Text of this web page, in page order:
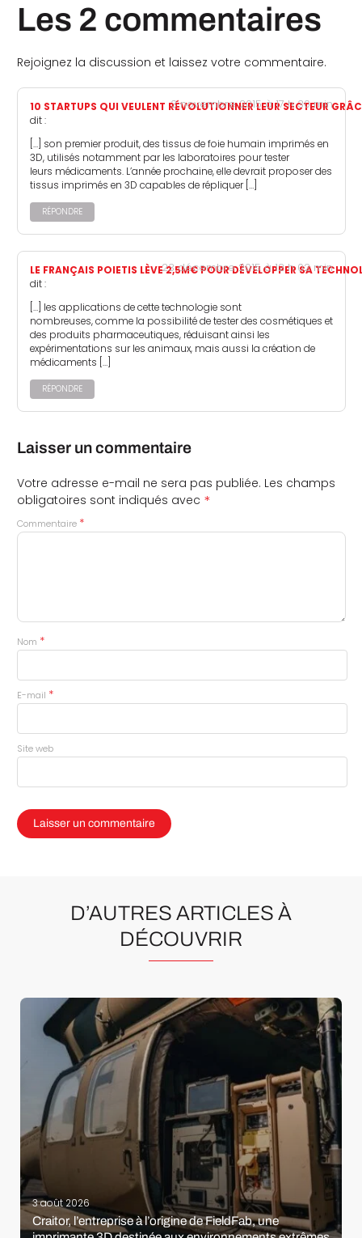
Les 2 commentaires
Rejoignez la discussion et laissez votre commentaire.
10 STARTUPS QUI VEULENT RÉVOLUTIONNER LEUR SECTEUR
dit :
3 novembre 2015 à 17 h 30 min
[…] son premier produit, des tissus de foie humain imprimés en
3D, utilisés notamment par les laboratoires pour tester
leurs médicaments. L’année prochaine, elle devrait proposer des
tissus imprimés en 3D capables de répliquer […]
RÉPONDRE
LE FRANÇAIS POIETIS LÈVE 2,5M€ POUR DÉVELOPPER SA
dit :
23 décembre 2015 à 12 h 02 min
[…] les applications de cette technologie sont
nombreuses, comme la possibilité de tester des cosmétiques et
des produits pharmaceutiques, réduisant ainsi les
expérimentations sur les animaux, mais aussi la création de
médicaments […]
RÉPONDRE
Laisser un commentaire
Votre adresse e-mail ne sera pas publiée. Les champs
obligatoires sont indiqués avec *
Commentaire *
Nom *
E-mail *
Site web
D’AUTRES ARTICLES À
DÉCOUVRIR
3 août 2026
Craitor, l’entreprise à l’origine de FieldFab, une